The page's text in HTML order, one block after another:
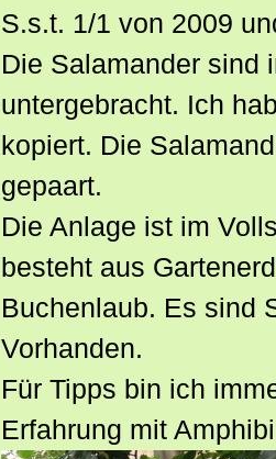
S.s.t. 1/1 von 2009
Die Salamander sind
untergebracht. Ich
kopiert. Die
gepaart.
Die Anlage ist im
besteht aus
Buchenlaub. Es sind
Vorhanden.
Für Tipps bin ich
Erfahrung mit